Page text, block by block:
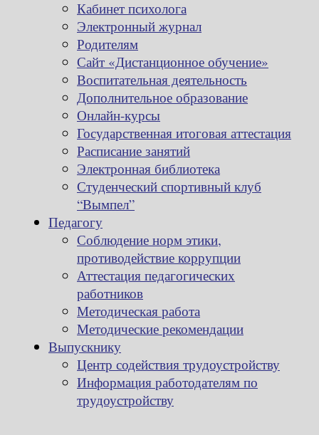
Кабинет психолога
Электронный журнал
Родителям
Сайт «Дистанционное обучение»
Воспитательная деятельность
Дополнительное образование
Онлайн-курсы
Государственная итоговая аттестация
Расписание занятий
Электронная библиотека
Студенческий спортивный клуб
“Вымпел”
Педагогу
Соблюдение норм этики,
противодействие коррупции
Аттестация педагогических
работников
Методическая работа
Методические рекомендации
Выпускнику
Центр содействия трудоустройству
Информация работодателям по
трудоустройству